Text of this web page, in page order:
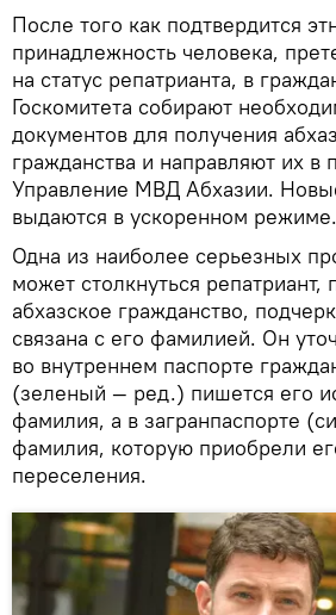
После того как подтвердится
принадлежность человека,
на статус репатрианта, в
Госкомитета собирают
документов для получения
гражданства и направляют их в
Управление МВД Абхазии.
выдаются в ускоренном режиме.
Одна из наиболее серьезных
может столкнуться репатриант,
абхазское гражданство,
связана с его фамилией. Он
во внутреннем паспорте
(зеленый — ред.) пишется его
фамилия, а в загранпаспорте
фамилия, которую приобрели
переселения.